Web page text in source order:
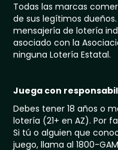
Todas las marcas
de sus legítimos
mensajería de lotería
asociado con la
ninguna Lotería Estatal.
Juega con
Debes tener 18 años o
lotería (21+ en AZ). Por
Si tú o alguien que
juego, llama al 1800-